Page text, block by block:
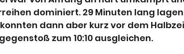
dominiert. 29 Minuten lang
dann aber kurz vor dem
zum 10:10 ausgleichen.